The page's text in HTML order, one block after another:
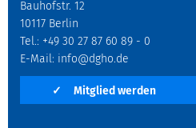
Bauhofstr. 12
10117 Berlin
Tel.: +49 30 27 87 60 89 - 0
E-Mail: info@dgho.de
✓ Mitglied werden